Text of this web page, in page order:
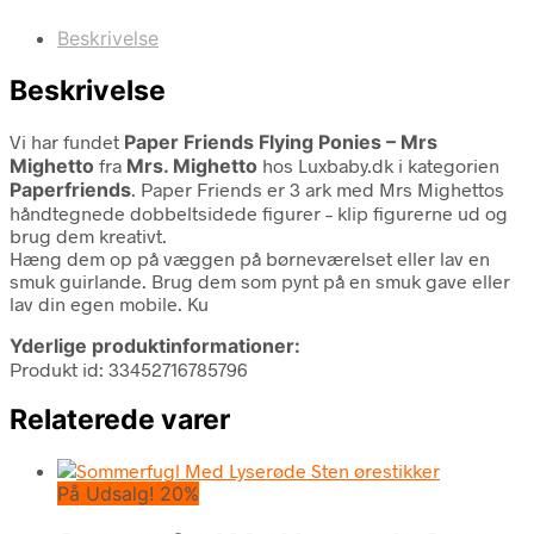
Beskrivelse
Beskrivelse
Vi har fundet Paper Friends Flying Ponies – Mrs
Mighetto fra Mrs. Mighetto hos Luxbaby.dk i kategorien
Paperfriends. Paper Friends er 3 ark med Mrs Mighettos
håndtegnede dobbeltsidede figurer – klip figurerne ud og
brug dem kreativt.
Hæng dem op på væggen på børneværelset eller lav en
smuk guirlande. Brug dem som pynt på en smuk gave eller
lav din egen mobile. Ku
Yderlige produktinformationer:
Produkt id: 33452716785796
Relaterede varer
På Udsalg! 20%